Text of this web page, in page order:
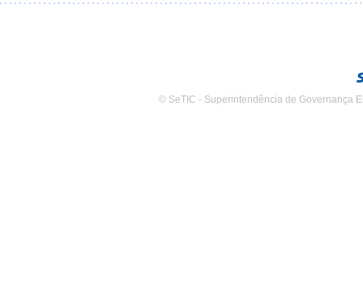
© SeTIC - Superintendência de Governança